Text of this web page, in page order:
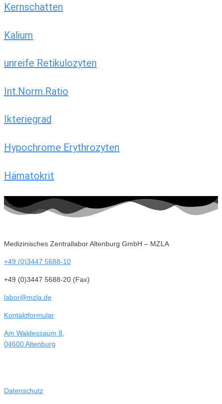
Kernschatten
Kalium
unreife Retikulozyten
Int.Norm.Ratio
Ikteriegrad
Hypochrome Erythrozyten
Hämatokrit
Medizinisches Zentrallabor Altenburg GmbH – MZLA
+49 (0)3447 5688-10
+49 (0)3447 5688-20 (Fax)
labor@mzla.de
Kontaktformular
Am Waldessaum 8,
04600 Altenburg
Datenschutz